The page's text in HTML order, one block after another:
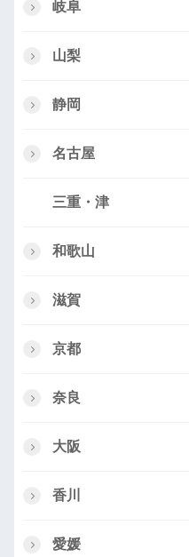
岐阜
山梨
静岡
名古屋
三重・津
和歌山
滋賀
京都
奈良
大阪
香川
愛媛